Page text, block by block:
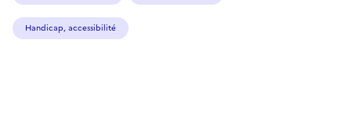
Handicap, accessibilité